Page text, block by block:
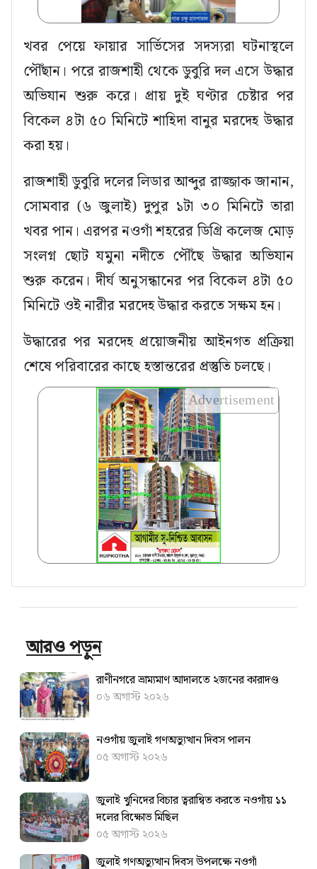
খবর পেয়ে ফায়ার সার্ভিসের সদস্যরা ঘটনাস্থলে
পৌঁছান। পরে রাজশাহী থেকে ডুবুরি দল এসে উদ্ধার
অভিযান শুরু করে। প্রায় দুই ঘণ্টার চেষ্টার পর
বিকেল ৪টা ৫০ মিনিটে শাহিদা বানুর মরদেহ উদ্ধার
করা হয়।
রাজশাহী ডুবুরি দলের লিডার আব্দুর রাজ্জাক জানান,
সোমবার (৬ জুলাই) দুপুর ১টা ৩০ মিনিটে তারা
খবর পান। এরপর নওগাঁ শহরের ডিগ্রি কলেজ মোড়
সংলগ্ন ছোট যমুনা নদীতে পৌঁছে উদ্ধার অভিযান
শুরু করেন। দীর্ঘ অনুসন্ধানের পর বিকেল ৪টা ৫০
মিনিটে ওই নারীর মরদেহ উদ্ধার করতে সক্ষম হন।
উদ্ধারের পর মরদেহ প্রয়োজনীয় আইনগত প্রক্রিয়া
শেষে পরিবারের কাছে হস্তান্তরের প্রস্তুতি চলছে।
Advertisement
আরও পড়ুন
রাণীনগরে ভ্রাম্যমাণ আদালতে ২জনের কারাদণ্ড
০৬ অগাস্ট ২০২৬
নওগাঁয় জুলাই গণঅভ্যুত্থান দিবস পালন
০৫ অগাস্ট ২০২৬
জুলাই খুনিদের বিচার ত্বরান্বিত করতে ‎নওগাঁয় ১১
দলের বিক্ষোভ মিছিল
০৫ অগাস্ট ২০২৬
জুলাই গণঅভ্যুত্থান দিবস উপলক্ষে নওগাঁ